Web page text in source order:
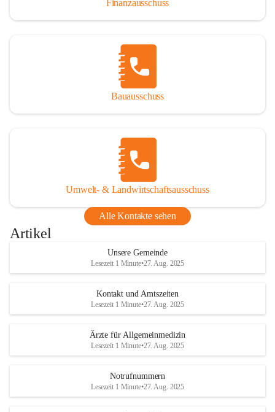
Finanzausschuss
Bauausschuss
Umwelt- & Landwirtschaftsausschuss
Alle Kontakte sehen
Artikel
Unsere Gemeinde
Lesezeit 1 Minute•27. Aug. 2025
Kontakt und Amtszeiten
Lesezeit 1 Minute•27. Aug. 2025
Ärzte für Allgemeinmedizin
Lesezeit 1 Minute•27. Aug. 2025
Notrufnummern
Lesezeit 1 Minute•27. Aug. 2025